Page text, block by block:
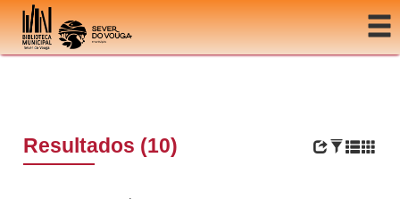
Ir para o conteúdo
Resultados (10)